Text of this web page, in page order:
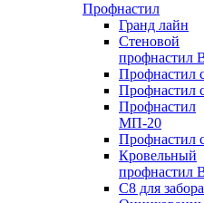
Профнастил
Гранд лайн
Стеновой
профнастил
Профнастил
Профнастил
Профнастил
МП-20
Профнастил
Кровельный
профнастил
С8 для забора